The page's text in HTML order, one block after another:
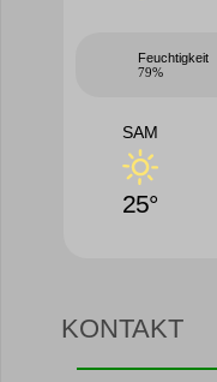
Feuchtigkeit
79%
SAM
25°
KONTAKT